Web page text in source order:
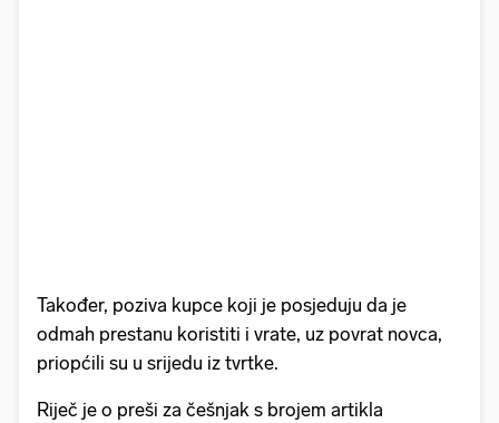
Također, poziva kupce koji je posjeduju da je
odmah prestanu koristiti i vrate, uz povrat novca,
priopćili su u srijedu iz tvrtke.
Riječ je o preši za češnjak s brojem artikla